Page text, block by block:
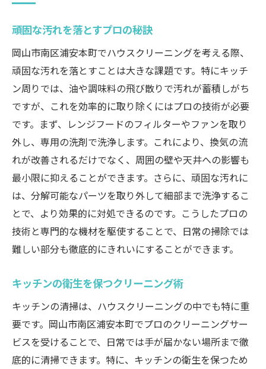
頑固な汚れを落とすプロの秘訣
岡山市南区浦安本町でハウスクリーニングを考える際、
頑固な汚れを落とすことは大きな課題です。特にキッチ
ン周りでは、油や調味料の飛び散りで汚れが蓄積しがち
ですが、これを効率的に取り除くにはプロの技術が必要
です。まず、レンジフードのフィルターやファンを取り
外し、専用の洗剤で洗浄します。これにより、換気の流
れが改善されるだけでなく、周囲の壁や天井への影響も
最小限に抑えることができます。さらに、頑固な汚れに
は、分解可能なパーツを取り外して細部まで洗浄するこ
とで、より効果的に対処できるのです。こうしたプロの
技術と専門的な機材を駆使することで、日常の掃除では
難しい部分も徹底的にきれいにすることができます。
キッチンの衛生を保つクリーニング術
キッチンの清掃は、ハウスクリーニングの中でも特に重
要です。岡山市南区浦安本町でプロのクリーニングサー
ビスを受けることで、日常では手が届かない場所まで徹
底的に清掃できます。特に、キッチンの衛生を保つため